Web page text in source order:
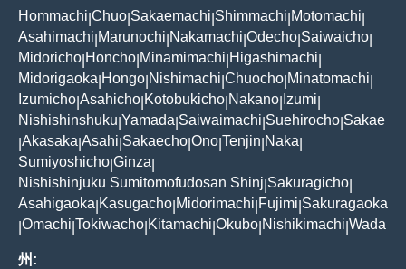
Hommachi Chuo Sakaemachi Shimmachi Motomachi
Asahimachi Marunochi Nakamachi Odecho Saiwaicho
Midoricho Honcho Minamimachi Higashimachi
Midorigaoka Hongo Nishimachi Chuocho Minatomachi
Izumicho Asahicho Kotobukicho Nakano Izumi
Nishishinshuku Yamada Saiwaimachi Suehirocho Sakae
Akasaka Asahi Sakaecho Ono Tenjin Naka
Sumiyoshicho Ginza
Nishishinjuku Sumitomofudosan Shinj Sakuragicho
Asahigaoka Kasugacho Midorimachi Fujimi Sakuragaoka
Omachi Tokiwacho Kitamachi Okubo Nishikimachi Wada
州: